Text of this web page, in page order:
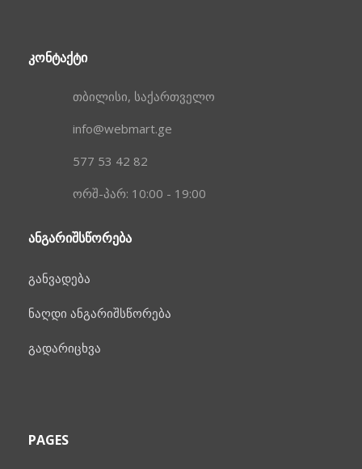
ᲙᲝᲜᲢᲐᲥᲢᲘ
თბილისი, საქართველო
info@webmart.ge
577 53 42 82
ორშ-პარ: 10:00 - 19:00
ᲐᲜᲒᲐᲠᲘᲨᲡᲬᲝᲠᲔᲑᲐ
განვადება
ნაღდი ანგარიშსწორება
გადარიცხვა
PAGES